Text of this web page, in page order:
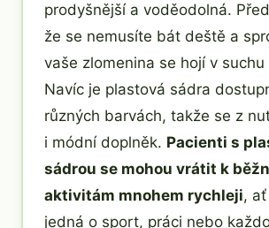
prodyšnější a voděodolná.
že se nemusíte bát deště a
vaše zlomenina se hojí v
Navíc je plastová sádra
různých barvách, takže se z
i módní doplněk. Pacienti s
sádrou se mohou vrátit k
aktivitám mnohem rychleji,
jedná o sport, práci nebo